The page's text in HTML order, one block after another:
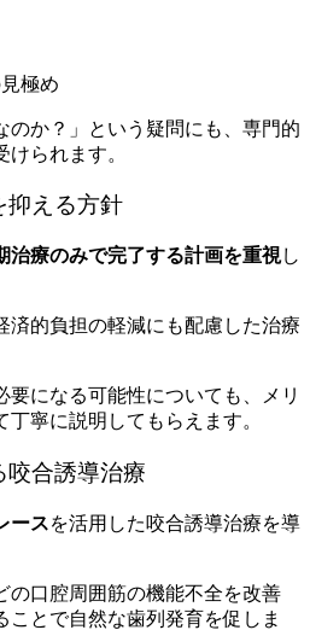
極め
のか？」という疑問にも、専門的
られます。
抑える方針
療のみで完了する計画を重視し
済的負担の軽減にも配慮した治療
になる可能性についても、メリ
寧に説明してもらえます。
咬合誘導治療
ースを活用した咬合誘導治療を導
の口腔周囲筋の機能不全を改善
ことで自然な歯列発育を促しま